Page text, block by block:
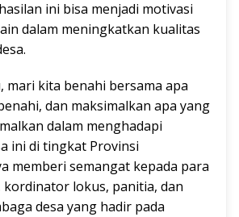
ini bisa menjadi motivasi
dalam meningkatkan kualitas
mari kita benahi bersama apa
dan maksimalkan apa yang
dalam menghadapi
ini di tingkat Provinsi
memberi semangat kepada para
kordinator lokus, panitia, dan
desa yang hadir pada